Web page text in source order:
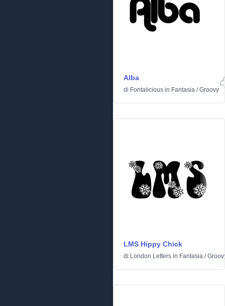
Alba
di Fontalicious in Fantasia /Groovy
LMS Hippy Chick
di London Letters in Fantasia /